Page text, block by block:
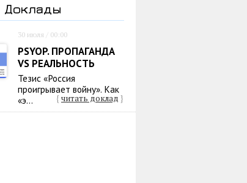
Доклады
30 июля / 00:00
PSYOP. ПРОПАГАНДА
VS РЕАЛЬНОСТЬ
Тезис «Россия
проигрывает войну». Как
«э...
{ читать доклад }